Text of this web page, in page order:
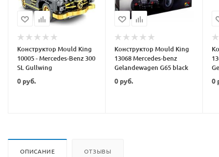
Конструктор Mould King
10005 - Mercedes-Benz 300
SL Gullwing
0 руб.
Конструктор Mould King
13068 Mercedes-benz
Gelandewagen G65 black
0 руб. 0
ОПИСАНИЕ ОТЗЫВЫ